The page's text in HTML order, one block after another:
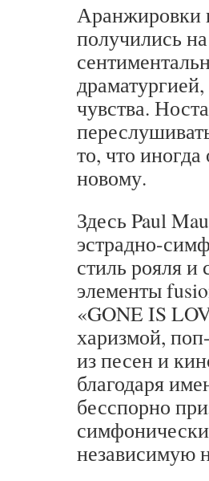
Аранжировки
получились
чувства.
то, что
новому.
Здесь Paul
эстрадно-
стиль рояля и
элементы
«GONE IS
харизмой,
из песен и
благодаря
бесспорно
независимую